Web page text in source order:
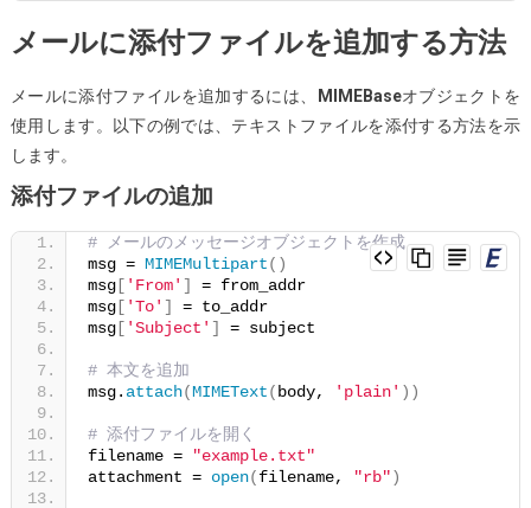
メールに添付ファイルを追加する方法
メールに添付ファイルを追加するには、 MIMEBaseオブジェクトを
使用します。以下の例では、テキストファイルを添付する方法を示
します。
添付ファイルの追加
# メールのメッセージオブジェクトを作成
msg = MIMEMultipart()
msg[ 'From' ]
= from_addr
msg[ 'To' ]
= to_addr
msg[ 'Subject' ] = subject
# 本文を追加
msg. attach(MIMEText( body, 'plain' ))
# 添付ファイルを開く
filename =
"example.txt"
attachment = open(filename, "rb")